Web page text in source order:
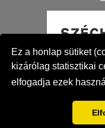
Ez a honlap sütiket
kizárólag statisztikai
elfogadja ezek
© 2015-
Fejlesztés: